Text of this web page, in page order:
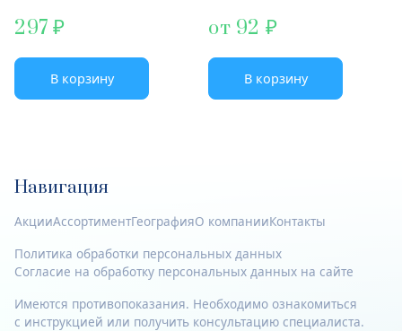
297
В корзину
от 92
В корзину
Навигация
АкцииАссортиментГеографияО компанииКонтакты
Политика обработки персональных данных
Согласие на обработку персональных данных на сайте
Имеются противопоказания. Необходимо ознакомиться
с инструкцией или получить консультацию специалиста.